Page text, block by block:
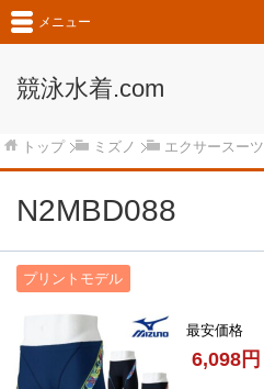
競泳水着.com
メニュー
トップ ミズノ エクサースーツ
N2MBD088
プリントモデル
最安価格
6,098円